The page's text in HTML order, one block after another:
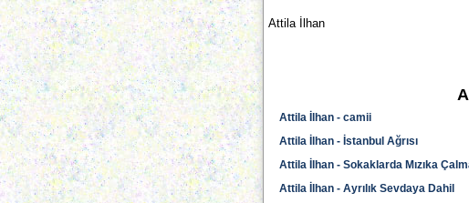
Attila İlhan
Attila İlhan - camii
Attila İlhan - İstanbul Ağrısı
Attila İlhan - Sokaklarda Mızıka
Attila İlhan - Ayrılık Sevdaya Dahil